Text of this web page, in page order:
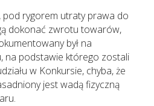
pod rygorem utraty prawa do
dokonać zwrotu towarów,
był na
na podstawie którego zostali
w Konkursie, chyba, że
jest wadą fizyczną